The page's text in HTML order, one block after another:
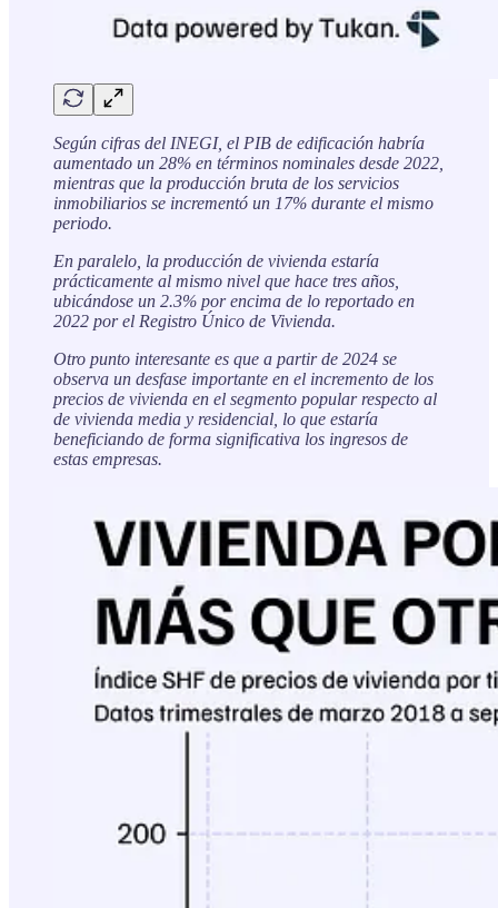
Según cifras del INEGI, el PIB de edificación habría
aumentado un 28% en términos nominales desde 2022,
mientras que la producción bruta de los servicios
inmobiliarios se incrementó un 17% durante el mismo
periodo.
En paralelo, la producción de vivienda estaría
prácticamente al mismo nivel que hace tres años,
ubicándose un 2.3% por encima de lo reportado en
2022 por el Registro Único de Vivienda.
Otro punto interesante es que a partir de 2024 se
observa un desfase importante en el incremento de los
precios de vivienda en el segmento popular respecto al
de vivienda media y residencial, lo que estaría
beneficiando de forma significativa los ingresos de
estas empresas.